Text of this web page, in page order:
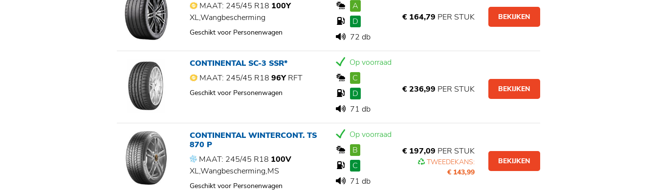
MAAT: 245/45 R18 100Y
XL,Wangbescherming
Geschikt voor Personenwagen
A
D
72 db
€ 164,79 PER STUK BEKIJKEN
CONTINENTAL SC-3 SSR*
MAAT: 245/45 R1896YRFT
Geschikt voor Personenwagen
Op voorraad
C
D
71 db
€ 236,99 PER STUK BEKIJKEN
CONTINENTAL WINTERCONT. TS
870 P
MAAT: 245/45 R18 100V
XL,Wangbescherming,MS
Geschikt voor Personenwagen
Op voorraad
B
C
71 db
€ 197,09 PER STUK
TWEEDEKANS:
€ 143,99
BEKIJKEN